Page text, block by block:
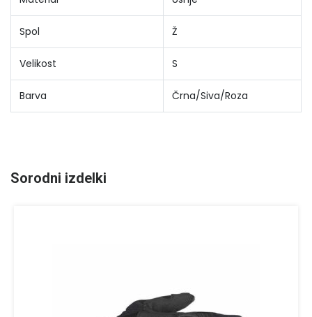
Spol Ž
Velikost S
Barva Črna/Siva/Roza
Sorodni izdelki